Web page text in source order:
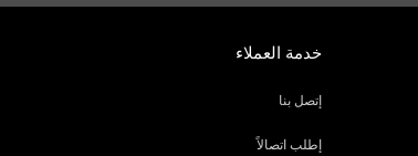
خدمة العملاء
إتصل بنا
إطلب اتصالاً